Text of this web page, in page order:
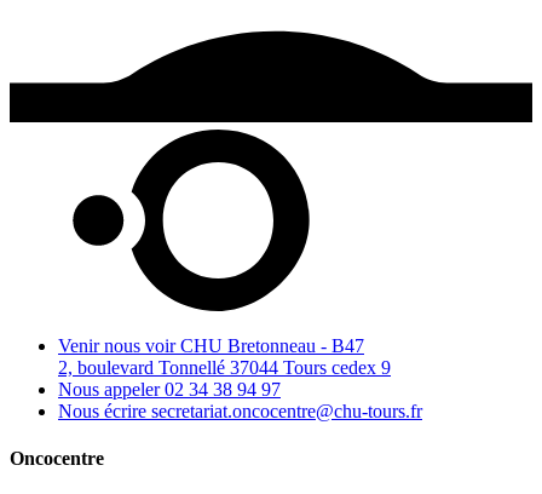
Venir nous voir CHU Bretonneau - B47
2, boulevard Tonnellé 37044 Tours cedex 9
Nous appeler 02 34 38 94 97
Nous écrire secretariat.oncocentre@chu-tours.fr
Oncocentre